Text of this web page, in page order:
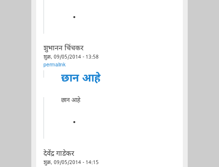
शुभानन चिंचकर
शुक्र, 09/05/2014 - 13:58
permalink
छान आहे
छान आहे
देवेंद्र गाडेकर
शुक्र, 09/05/2014 - 14:15